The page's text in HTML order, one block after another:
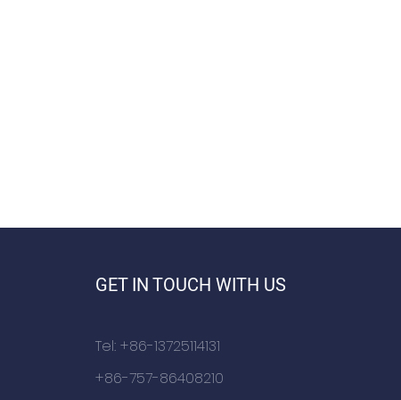
GET IN TOUCH WITH US
Tel: +86-13725114131
+86-757-86408210